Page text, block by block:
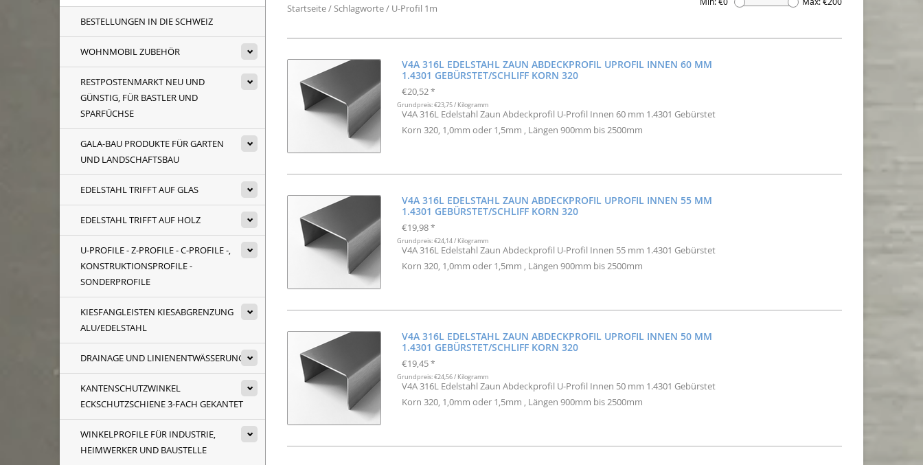
BESTELLUNGEN IN DIE SCHWEIZ
WOHNMOBIL ZUBEHÖR
RESTPOSTENMARKT NEU UND
GÜNSTIG, FÜR BASTLER UND
SPARFÜCHSE
GALA-BAU PRODUKTE FÜR GARTEN
UND LANDSCHAFTSBAU
EDELSTAHL TRIFFT AUF GLAS
EDELSTAHL TRIFFT AUF HOLZ
U-PROFILE - Z-PROFILE - C-PROFILE -,
KONSTRUKTIONSPROFILE -
SONDERPROFILE
KIESFANGLEISTEN KIESABGRENZUNG
ALU/EDELSTAHL
DRAINAGE UND LINIENENTWÄSSERUNG
KANTENSCHUTZWINKEL
ECKSCHUTZSCHIENE 3-FACH GEKANTET
WINKELPROFILE FÜR INDUSTRIE,
HEIMWERKER UND BAUSTELLE
Startseite/Schlagworte/ U-Profil 1m
V4A 316L EDELSTAHL ZAUN ABDECKPROFIL UPROFIL INNEN 60 MM
1.4301 GEBÜRSTET/SCHLIFF KORN 320
€20,52 *
Grundpreis: €23,75 / Kilogramm
V4A 316L Edelstahl Zaun Abdeckprofil U-Profil Innen 60 mm 1.4301 Gebürstet
Korn 320, 1,0mm oder 1,5mm , Längen 900mm bis 2500mm
V4A 316L EDELSTAHL ZAUN ABDECKPROFIL UPROFIL INNEN 55 MM
1.4301 GEBÜRSTET/SCHLIFF KORN 320
€19,98 *
Grundpreis: €24,14 / Kilogramm
V4A 316L Edelstahl Zaun Abdeckprofil U-Profil Innen 55 mm 1.4301 Gebürstet
Korn 320, 1,0mm oder 1,5mm , Längen 900mm bis 2500mm
V4A 316L EDELSTAHL ZAUN ABDECKPROFIL UPROFIL INNEN 50 MM
1.4301 GEBÜRSTET/SCHLIFF KORN 320
€19,45 *
Grundpreis: €24,56 / Kilogramm
V4A 316L Edelstahl Zaun Abdeckprofil U-Profil Innen 50 mm 1.4301 Gebürstet
Korn 320, 1,0mm oder 1,5mm , Längen 900mm bis 2500mm